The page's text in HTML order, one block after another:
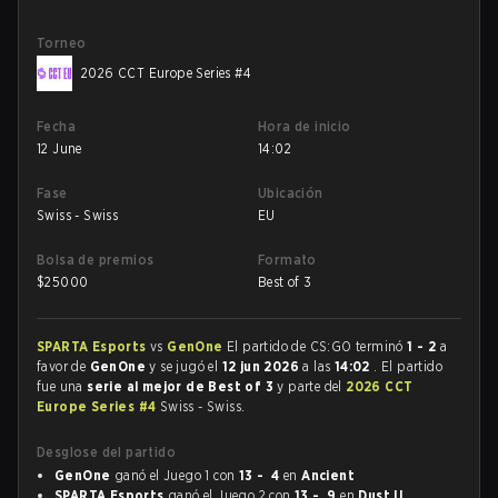
Torneo
2026 CCT Europe Series #4
Fecha
12 June
Hora de inicio
14:02
Fase
Swiss - Swiss
Ubicación
EU
Bolsa de premios
$25000
Formato
Best of 3
SPARTA Esports vs GenOne El partido de CS:GO terminó1 - 2 a
favor de GenOney se jugó el 12 jun 2026a las 14:02 . El partido
fue una serie al mejor de Best of 3y parte del 2026 CCT
Europe Series #4 Swiss - Swiss.
Desglose del partido
GenOne ganó el Juego 1 con 13 - 4 enAncient